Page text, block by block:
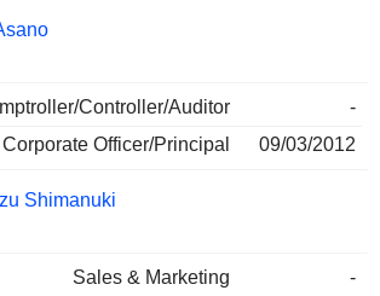
Controller/Auditor
-
Corporate Officer/Principal
09/03/2012
Shimanuki
Sales & Marketing -